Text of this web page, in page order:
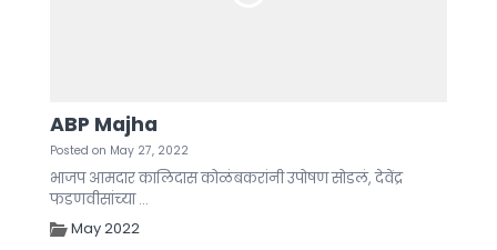
ABP Majha
Posted on May 27, 2022
भाजप आमदार कालिदास कोळंबकरांनी उपोषण सोडलं, देवेंद्र
फडणवीसांच्या ...
May 2022